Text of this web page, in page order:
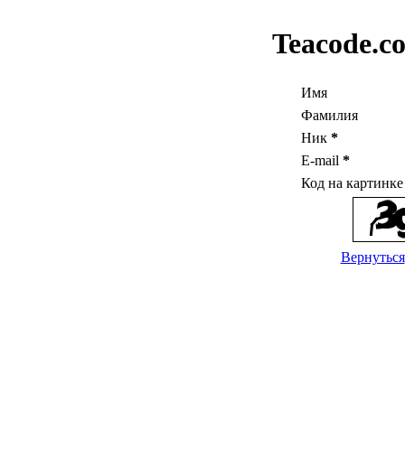
Имя
Фамилия
Ник *
E-mail *
Код на
Вернуться